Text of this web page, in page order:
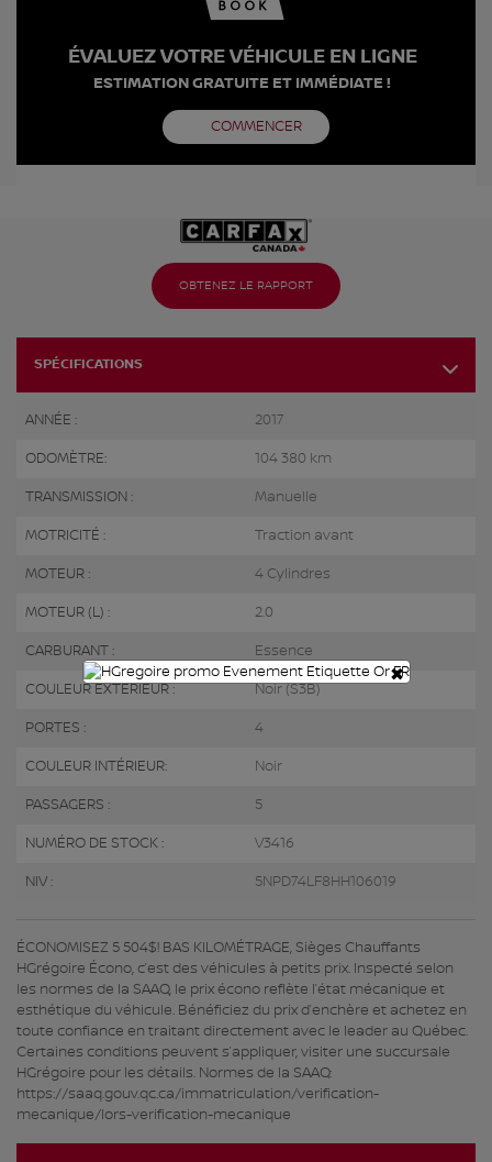
OBTENEZ LE RAPPORT
SPÉCIFICATIONS
ANNÉE : 2017
ODOMÈTRE: 104 380 km
TRANSMISSION : Manuelle
MOTRICITÉ : Traction avant
MOTEUR : 4 Cylindres
MOTEUR (L) : 2.0
CARBURANT : Essence
COULEUR EXTÉRIEUR : Noir (S3B)
PORTES : 4
COULEUR INTÉRIEUR: Noir
PASSAGERS : 5
NUMÉRO DE STOCK : V3416
NIV : 5NPD74LF8HH106019
ÉCONOMISEZ 5 504$! BAS KILOMÉTRAGE, Sièges Chauffants
HGrégoire Écono, c’est des véhicules à petits prix. Inspecté selon
les normes de la SAAQ, le prix écono reflète l’état mécanique et
esthétique du véhicule. Bénéficiez du prix d’enchère et achetez en
toute confiance en traitant directement avec le leader au Québec.
Certaines conditions peuvent s’appliquer, visiter une succursale
HGrégoire pour les détails. Normes de la SAAQ:
https://saaq.gouv.qc.ca/immatriculation/verification-
mecanique/lors-verification-mecanique
ÉVALUEZ VOTRE VÉHICULE EN LIGNE
ESTIMATION GRATUITE ET IMMÉDIATE !
COMMENCER
×